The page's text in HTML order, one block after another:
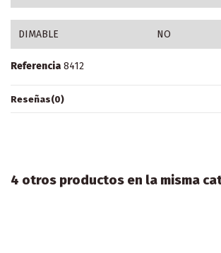
DIMABLE NO
Referencia 8412
Reseñas(0)
4 otros productos en la misma